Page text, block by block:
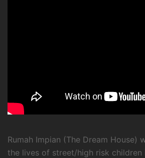
Rumah Impian (The Dream House)
the lives of street/high risk children